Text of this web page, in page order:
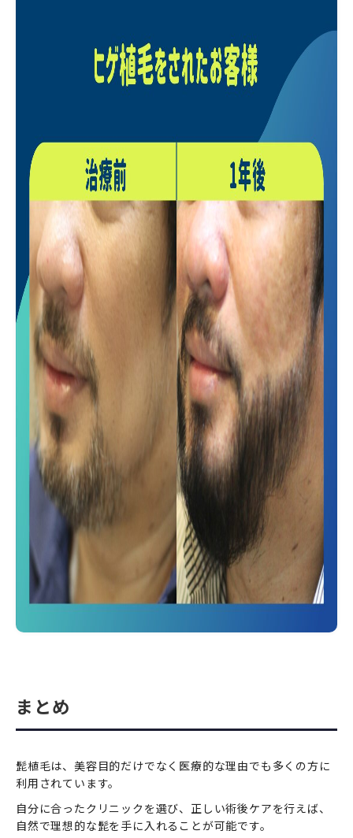
まとめ
髭植毛は、美容目的だけでなく医療的な理由でも多くの方に
利用されています。
自分に合ったクリニックを選び、正しい術後ケアを行えば、
自然で理想的な髭を手に入れることが可能です。